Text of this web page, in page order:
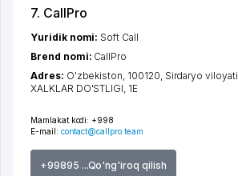
7. CallPro
Mamlakat kodi: +998
E-mail: contact@callpro.team
+99895 ...Qo'ng'iroq qilish
Yuridik nomi: Soft Call
Brend nomi: CallPro
Adres: O'zbekiston, 100120, Sirdaryo viloyati
XALKLAR DO'STLIGI , 1Е